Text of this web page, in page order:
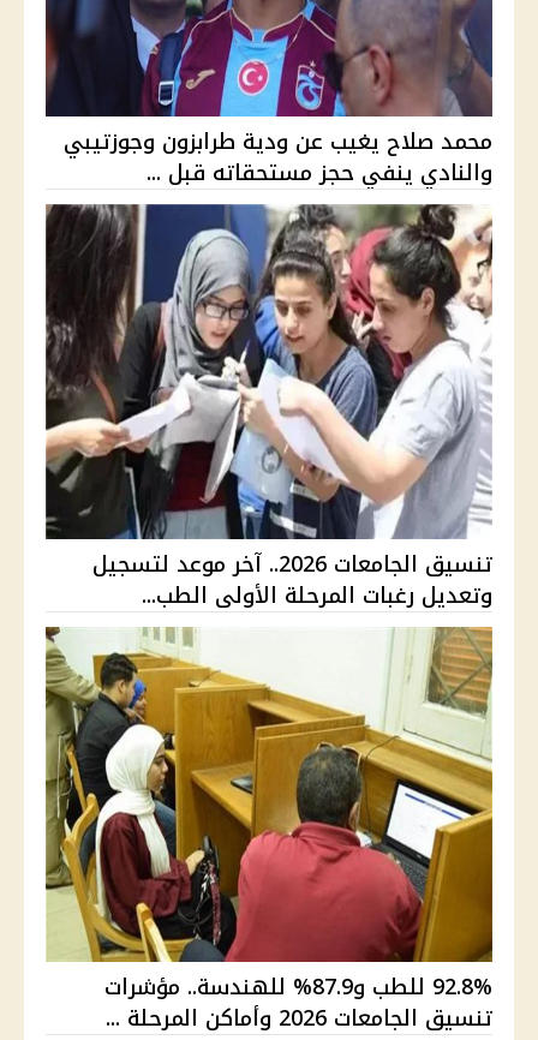
محمد صلاح يغيب عن ودية طرابزون وجوزتيبي
والنادي ينفي حجز مستحقاته قبل ...
تنسيق الجامعات 2026.. آخر موعد لتسجيل
وتعديل رغبات المرحلة الأولى الطب...
92.8% للطب و87.9% للهندسة.. مؤشرات
تنسيق الجامعات 2026 وأماكن المرحلة ...